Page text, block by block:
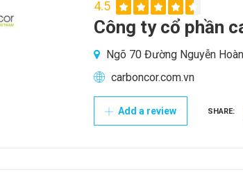
4.5
Công ty cổ phần
Ngõ 70 Đường Nguyễn
carboncor.com.vn
Add a review SHARE: